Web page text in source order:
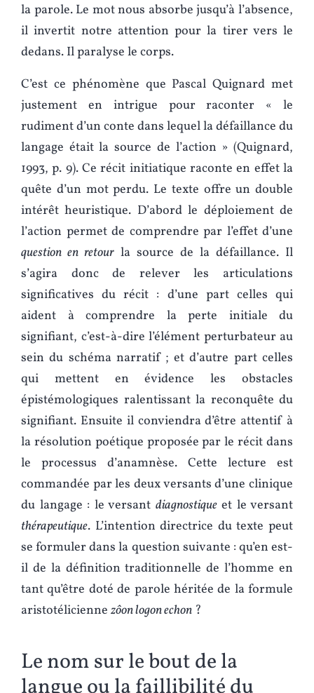
la parole. Le mot nous absorbe jusqu’à l’absence,
il invertit notre attention pour la tirer vers le
dedans. Il paralyse le corps.
C’est ce phénomène que Pascal Quignard met
justement en intrigue pour raconter « le
rudiment d’un conte dans lequel la défaillance du
langage était la source de l’action » (Quignard,
1993, p. 9). Ce récit initiatique raconte en effet la
quête d’un mot perdu. Le texte offre un double
intérêt heuristique. D’abord le déploiement de
l’action permet de comprendre par l’effet d’une
question en retour la source de la défaillance. Il
s’agira donc de relever les articulations
significatives du récit : d’une part celles qui
aident à comprendre la perte initiale du
signifiant, c’est-à-dire l’élément perturbateur au
sein du schéma narratif ; et d’autre part celles
qui mettent en évidence les obstacles
épistémologiques ralentissant la reconquête du
signifiant. Ensuite il conviendra d’être attentif à
la résolution poétique proposée par le récit dans
le processus d’anamnèse. Cette lecture est
commandée par les deux versants d’une clinique
du langage : le versant diagnostiqueet le versant
thérapeutique. L’intention directrice du texte peut
se formuler dans la question suivante : qu’en est-
il de la définition traditionnelle de l’homme en
tant qu’être doté de parole héritée de la formule
aristotélicienne zôon logon echon ?
Le nom sur le bout de la